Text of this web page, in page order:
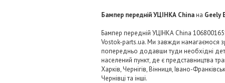
Бампер передній УЦІНКА Chinaна Geely
Бампер передній УЦІНКА China
Vostok-parts.ua. Ми завжди намагаємося
попередньо додавши туди необхідні
населений пункт, де є представництва
Харків, Чернігів, Вінниця, Івано-
Чернівці та інші.